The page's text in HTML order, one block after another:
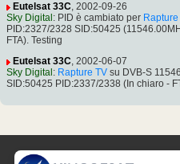
Eutelsat 33C, 2002-09-26
Sky Digital : PID è cambiato per Rapture
PID:2327/2328 SID:50425
FTA). Testing
Eutelsat 33C, 2002-06-07
Sky Digital : Rapture TV su DVB-S
SID:50425 PID:2337/2338 (In chiaro -